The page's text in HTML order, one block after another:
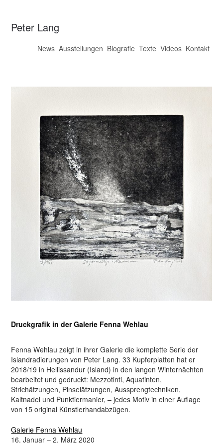
Peter Lang
News Ausstellungen Biografie Texte Videos Kontakt
Druckgrafik in der Galerie Fenna Wehlau
Fenna Wehlau zeigt in ihrer Galerie die komplette Serie der
Islandradierungen von Peter Lang. 33 Kupferplatten hat er
2018/19 in Hellissandur (Island) in den langen Winternächten
bearbeitet und gedruckt: Mezzotinti, Aquatinten,
Strichätzungen, Pinselätzungen, Aussprengtechniken,
Kaltnadel und Punktiermanier, – jedes Motiv in einer Auflage
von 15 original Künstlerhandabzügen.
Galerie Fenna Wehlau
16. Januar – 2. März 2020